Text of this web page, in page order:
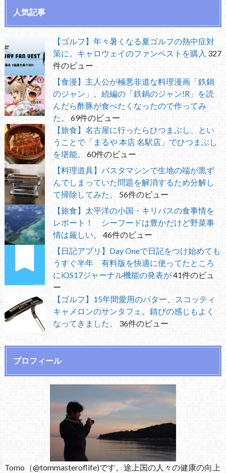
人気記事
【ゴルフ】年々暑くなる夏ゴルフの熱中症対
策に。キャロウェイのファンベストを購入 327
件のビュー
【食漫】主人公が極悪非道な料理漫画「鉄鍋
のジャン」。続編の「鉄鍋のジャン!R」を読
んだら酢豚が食べたくなったので作ってみ
た。
69件のビュー
【旅食】名古屋に行ったらひつまぶし、とい
うことで「まるや 本店 名駅店」でひつまぶし
を堪能。
60件のビュー
【料理道具】パスタマシンで生地の端が黒ず
んでしまっていた問題を解消するため分解し
て掃除してみた。
56件のビュー
【旅食】太平洋の小国・キリバスの食事情を
レポート！ シーフードは豊かだけど野菜事
情は厳しい。
46件のビュー
【日記アプリ】Day Oneで日記をつけ始めても
うすぐ半年 有料版を快適に使ってたところ
にiOS17ジャーナル機能の発表が41件のビュ
ー
【ゴルフ】15年間愛用のパター、スコッティ
キャメロンのサンタフェ。錆びの感じもよく
なってきました。
36件のビュー
プロフィール
Tomo（@tommasteroflife)です。途上国の人々の健康の向上